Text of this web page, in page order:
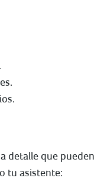
detalle que pueden
tu asistente: